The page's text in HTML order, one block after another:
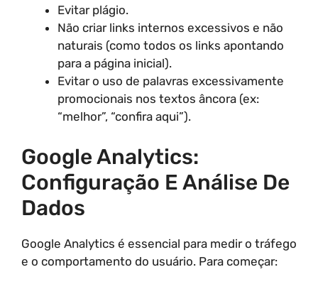
Evitar plágio.
Não criar links internos excessivos e não
naturais (como todos os links apontando
para a página inicial).
Evitar o uso de palavras excessivamente
promocionais nos textos âncora (ex:
“melhor”, “confira aqui”).
Google Analytics:
Configuração E Análise De
Dados
Google Analytics é essencial para medir o tráfego
e o comportamento do usuário. Para começar: